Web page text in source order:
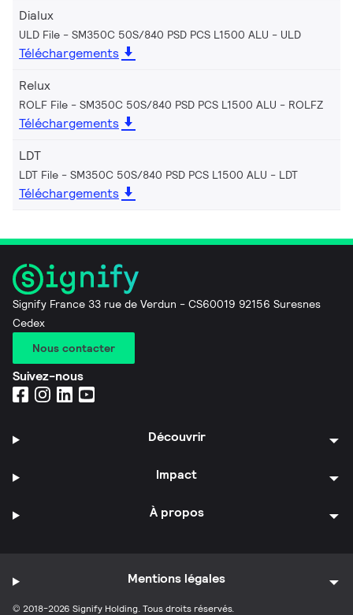
Dialux
ULD File - SM350C 50S/840 PSD PCS L1500 ALU ULD
Téléchargements
Relux
ROLF File - SM350C 50S/840 PSD PCS L1500 ALU ROLFZ
Téléchargements
LDT
LDT File - SM350C 50S/840 PSD PCS L1500 ALU LDT
Téléchargements
Signify France 33 rue de Verdun - CS60019 92156 Suresnes
Cedex
Nous contacter
Suivez-nous
Découvrir
Impact
À propos
© 2018-2026 Signify Holding. Tous droits réservés.
Mentions légales